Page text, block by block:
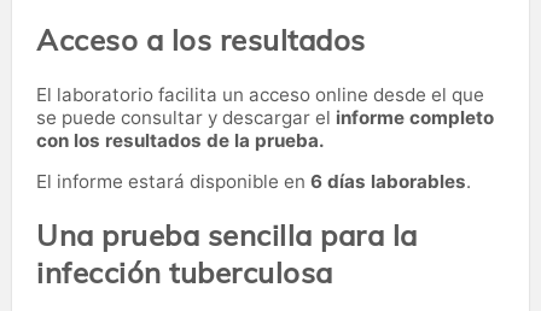
Acceso a los resultados
El laboratorio facilita un acceso online desde el que
se puede consultar y descargar el informe completo
con los resultados de la prueba.
El informe estará disponible en 6 días laborables.
Una prueba sencilla para la
infección tuberculosa